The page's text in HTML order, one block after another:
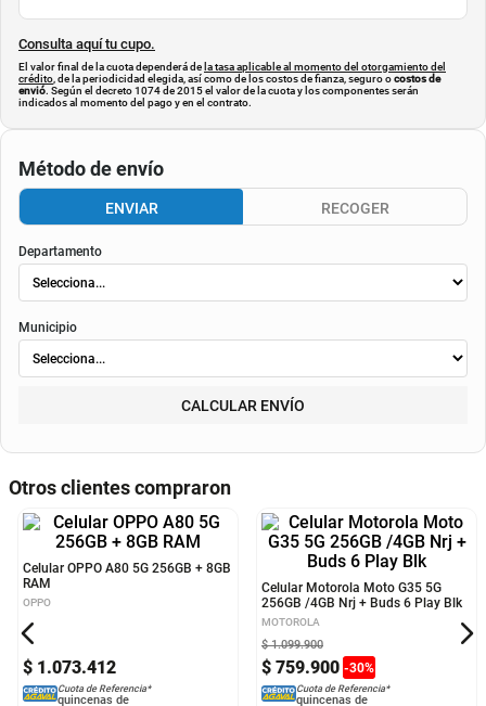
Consulta aquí tu cupo.
El valor final de la cuota dependerá de la tasa aplicable al momento del otorgamiento del
crédito , de la periodicidad elegida, así como de los costos de fianza, seguro ocostos de
envió. Según el decreto 1074 de 2015 el valor de la cuota y los componentes serán
indicados al momento del pago y en el contrato.
Método de envío
ENVIAR RECOGER
Departamento
Municipio
CALCULAR ENVÍO
Otros clientes compraron